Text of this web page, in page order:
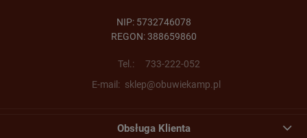
NIP: 5732746078
REGON: 388659860
Tel.:
733-222-052
E-mail: sklep@obuwiekamp.pl
Obsługa Klienta